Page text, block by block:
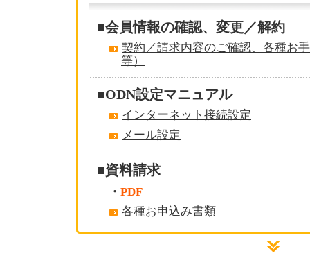
■会員情報の確認、変更／解約
契約／請求内容のご確認、各種お
等）
■ODN設定マニュアル
インターネット接続設定
メール設定
■資料請求
・ PDF
各種お申込み書類